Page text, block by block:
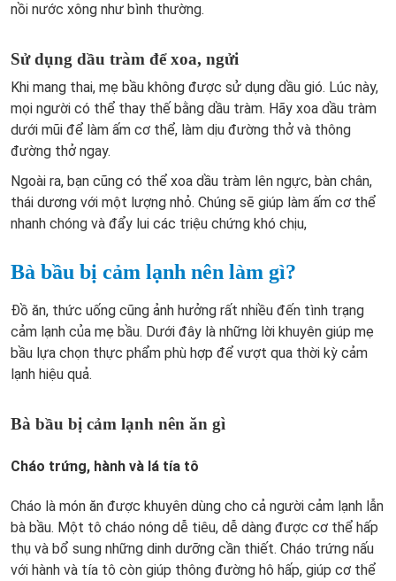
nồi nước xông như bình thường.
Sử dụng dầu tràm để xoa, ngửi
Khi mang thai, mẹ bầu không được sử dụng dầu gió. Lúc này,
mọi người có thể thay thế bằng dầu tràm. Hãy xoa dầu tràm
dưới mũi để làm ấm cơ thể, làm dịu đường thở và thông
đường thở ngay.
Ngoài ra, bạn cũng có thể xoa dầu tràm lên ngực, bàn chân,
thái dương với một lượng nhỏ. Chúng sẽ giúp làm ấm cơ thể
nhanh chóng và đẩy lui các triệu chứng khó chịu,
Bà bầu bị cảm lạnh nên làm gì?
Đồ ăn, thức uống cũng ảnh hưởng rất nhiều đến tình trạng
cảm lạnh của mẹ bầu. Dưới đây là những lời khuyên giúp mẹ
bầu lựa chọn thực phẩm phù hợp để vượt qua thời kỳ cảm
lạnh hiệu quả.
Bà bầu bị cảm lạnh nên ăn gì
Cháo trứng, hành và lá tía tô
Cháo là món ăn được khuyên dùng cho cả người cảm lạnh lẫn
bà bầu. Một tô cháo nóng dễ tiêu, dễ dàng được cơ thể hấp
thụ và bổ sung những dinh dưỡng cần thiết. Cháo trứng nấu
với hành và tía tô còn giúp thông đường hô hấp, giúp cơ thể